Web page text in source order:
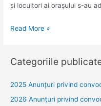
și locuitori ai orașului s-au
Recunoștință
căzuți
pace
și
Read More »
Categoriile
2025 Anunţuri privind
2026 Anunțuri privind